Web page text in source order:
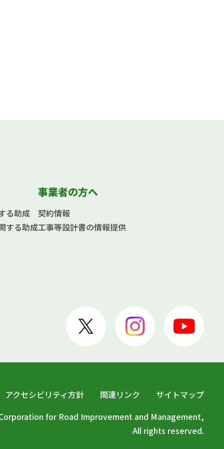
る助成
する助成
事業者の方へ
契約情報
工事等設計書の情報提供
アクセシビリティ方針 関連リンク
サイトマップ
for Road Improvement and Management,
All rights reserved.